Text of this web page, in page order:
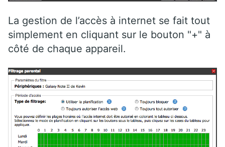
La gestion de l’accès à internet se fait tout
simplement en cliquant sur le bouton "+" à
côté de chaque appareil.